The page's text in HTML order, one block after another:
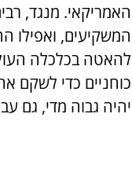
האמריקאי. מנגד,
המשקיעים, ואפילו
להאטה בכלכלה
כוחניים כדי לשקם
יהיה גבוה מדי, גם